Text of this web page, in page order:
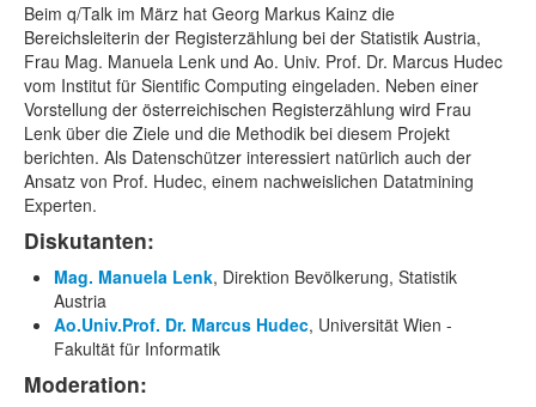
Beim q/Talk im März hat Georg Markus Kainz die
Bereichsleiterin der Registerzählung bei der Statistik Austria,
Frau Mag. Manuela Lenk und Ao. Univ. Prof. Dr. Marcus Hudec
vom Institut für Sientific Computing eingeladen. Neben einer
Vorstellung der österreichischen Registerzählung wird Frau
Lenk über die Ziele und die Methodik bei diesem Projekt
berichten. Als Datenschützer interessiert natürlich auch der
Ansatz von Prof. Hudec, einem nachweislichen Datatmining
Experten.
Diskutanten:
Mag. Manuela Lenk, Direktion Bevölkerung, Statistik
Austria
Ao.Univ.Prof. Dr. Marcus Hudec, Universität Wien -
Fakultät für Informatik
Moderation: